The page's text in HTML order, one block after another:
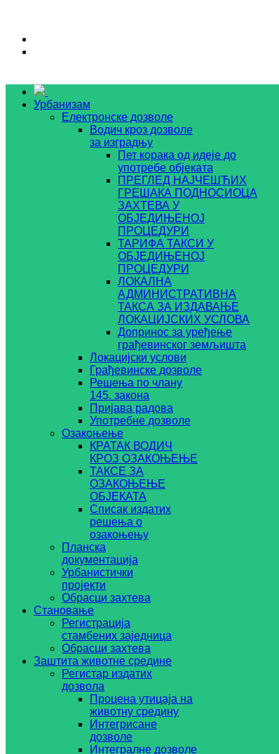
Урбанизам
Електронске дозволе
Водич кроз дозволе
за изградњу
Пет корака од идеје до
употребе објеката
ПРЕГЛЕД НАЈЧЕШЋИХ
ГРЕШАКА ПОДНОСИОЦА
ЗАХТЕВА У
ОБЈЕДИЊЕНОЈ
ПРОЦЕДУРИ
ТАРИФА ТАКСИ У
ОБЈЕДИЊЕНОЈ
ПРОЦЕДУРИ
ЛОКАЛНА
АДМИНИСТРАТИВНА
ТАКСА ЗА ИЗДАВАЊЕ
ЛОКАЦИЈСКИХ УСЛОВА
Допринос за уређење
грађевинског земљишта
Локацијски услови
Грађевинске дозволе
Решења по члану
145. закона
Пријава радова
Употребне дозволе
Озакоњење
КРАТАК ВОДИЧ
КРОЗ ОЗАКОЊЕЊЕ
ТАКСЕ ЗА
ОЗАКОЊЕЊЕ
ОБЈЕКАТА
Списак издатих
решења о
озакоњењу
Планска
документација
Урбанистички
пројекти
Обрасци захтева
Становање
Регистрација
стамбених заједница
Обрасци захтева
Заштита животне средине
Регистар издатих
дозвола
Процена утицаја на
животну средину
Интегрисане
дозволе
Интегралне дозволе